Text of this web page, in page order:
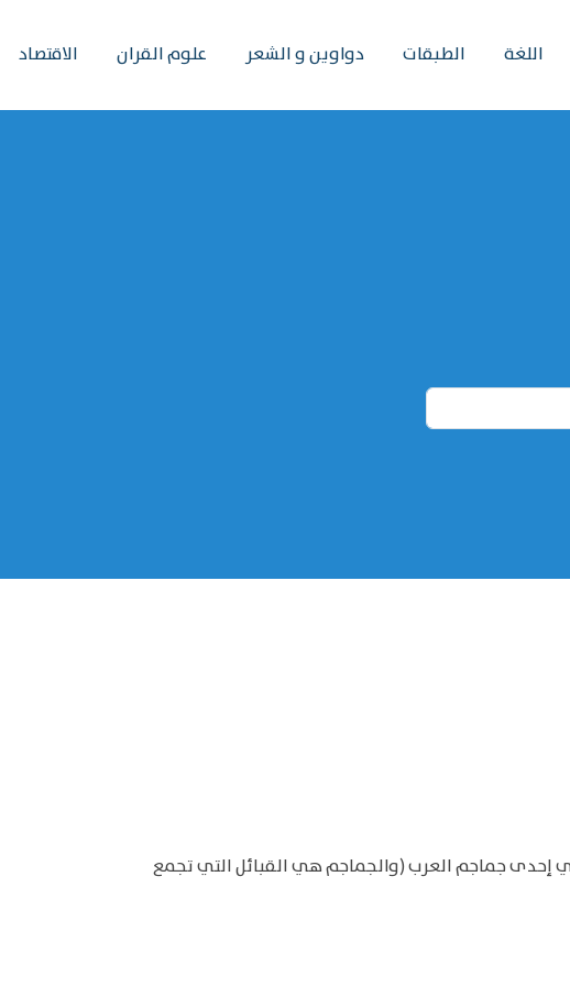
اللغة الطبقات دواوين و الشعر علوم القران الاقتصاد
إحدى جماجم العرب (والجماجم هي القبائل التي تجمع